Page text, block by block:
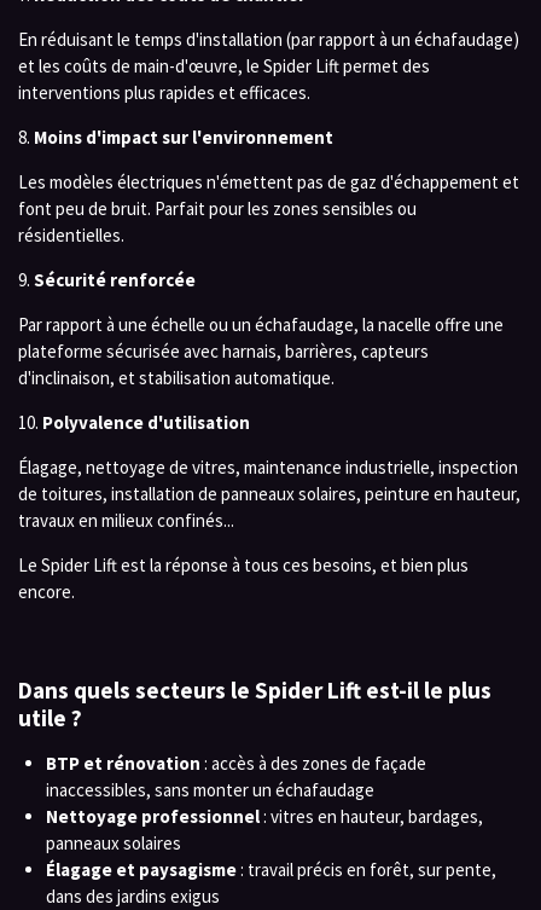
En réduisant le temps d'installation (par rapport à un échafaudage)
et les coûts de main-d'œuvre, le Spider Lift permet des
interventions plus rapides et efficaces.
8. Moins d'impact sur l'environnement
Les modèles électriques n'émettent pas de gaz d'échappement et
font peu de bruit. Parfait pour les zones sensibles ou
résidentielles.
9. Sécurité renforcée
Par rapport à une échelle ou un échafaudage, la nacelle offre une
plateforme sécurisée avec harnais, barrières, capteurs
d'inclinaison, et stabilisation automatique.
10. Polyvalence d'utilisation
Élagage, nettoyage de vitres, maintenance industrielle, inspection
de toitures, installation de panneaux solaires, peinture en hauteur,
travaux en milieux confinés...
Le Spider Lift est la réponse à tous ces besoins, et bien plus
encore.
Dans quels secteurs le Spider Lift est-il le plus
utile ?
BTP et rénovation : accès à des zones de façade
inaccessibles, sans monter un échafaudage
Nettoyage professionnel: vitres en hauteur, bardages,
panneaux solaires
Élagage et paysagisme: travail précis en forêt, sur pente,
dans des jardins exigus